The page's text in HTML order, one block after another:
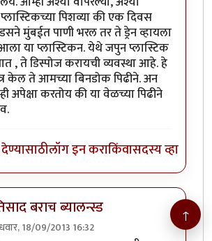
पिशव्या की एक दिवस
मुंबईत पाणी भरल तर ते ड्रेन व्हायला
या प्लास्टिकन. येथे जपुन प्लास्टिक
, ते डिस्पोज करायची व्यवस्था आहे. हे
केल ते आमच्या बिनडोक पिढीने. अन
अपेक्षा करतोय की या वेळच्या पिढीने
लॉग इन कराकिंवासदस्य व्हा
बराच ब्यालन्स्ड
18/09/2013 16:32
↑